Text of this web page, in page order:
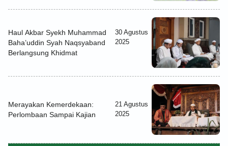
Haul Akbar Syekh Muhammad
Baha’uddin Syah Naqsyaband
Berlangsung Khidmat
30 Agustus
2025
Merayakan Kemerdekaan:
Perlombaan Sampai Kajian
21 Agustus
2025